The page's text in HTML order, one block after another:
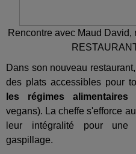
Rencontre avec Maud
Dans son nouveau
des plats accessibles pour
les régimes alimentaires
vegans). La cheffe s'efforce
leur intégralité pour une
gaspillage.